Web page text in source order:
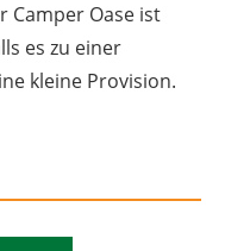
Camper Oase ist
es zu einer
kleine Provision.